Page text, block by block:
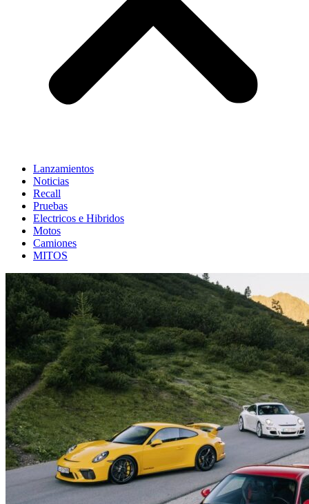
Lanzamientos
Noticias
Recall
Pruebas
Electricos e Hibridos
Motos
Camiones
MITOS